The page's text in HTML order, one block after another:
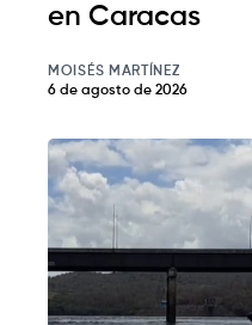
en Caracas
MOISÉS MARTÍNEZ
6 de agosto de 2026